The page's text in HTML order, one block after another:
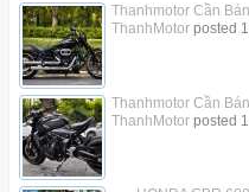
Thanhmotor Cần
ThanhMotorposted
Thanhmotor Cần
ThanhMotorposted